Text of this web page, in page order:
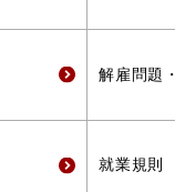
解雇問題・
就業規則